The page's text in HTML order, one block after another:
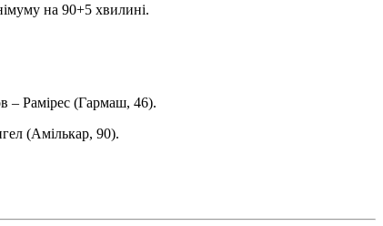
на 90+5 хвилині.
– Рамірес (Гармаш, 46).
(Амількар, 90).